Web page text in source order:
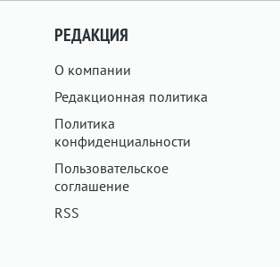
РЕДАКЦИЯ
О компании
Редакционная политика
Политика
конфиденциальности
Пользовательское
соглашение
RSS